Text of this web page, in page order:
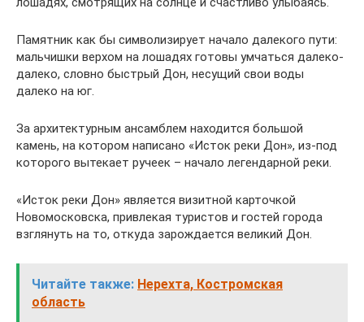
Памятник как бы символизирует начало далекого пути:
мальчишки верхом на лошадях готовы умчаться далеко-
далеко, словно быстрый Дон, несущий свои воды
далеко на юг.
За архитектурным ансамблем находится большой
камень, на котором написано «Исток реки Дон», из-под
которого вытекает ручеек – начало легендарной реки.
«Исток реки Дон» является визитной карточкой
Новомосковска, привлекая туристов и гостей города
взглянуть на то, откуда зарождается великий Дон.
Читайте также: Нерехта, Костромская
область